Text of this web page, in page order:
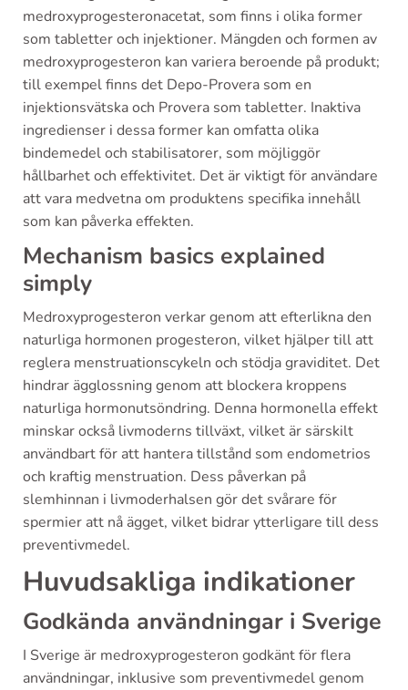
medroxyprogesteronacetat, som finns i olika former
som tabletter och injektioner. Mängden och formen av
medroxyprogesteron kan variera beroende på produkt;
till exempel finns det Depo-Provera som en
injektionsvätska och Provera som tabletter. Inaktiva
ingredienser i dessa former kan omfatta olika
bindemedel och stabilisatorer, som möjliggör
hållbarhet och effektivitet. Det är viktigt för användare
att vara medvetna om produktens specifika innehåll
som kan påverka effekten.
Mechanism basics explained
simply
Medroxyprogesteron verkar genom att efterlikna den
naturliga hormonen progesteron, vilket hjälper till att
reglera menstruationscykeln och stödja graviditet. Det
hindrar ägglossning genom att blockera kroppens
naturliga hormonutsöndring. Denna hormonella effekt
minskar också livmoderns tillväxt, vilket är särskilt
användbart för att hantera tillstånd som endometrios
och kraftig menstruation. Dess påverkan på
slemhinnan i livmoderhalsen gör det svårare för
spermier att nå ägget, vilket bidrar ytterligare till dess
preventivmedel.
Huvudsakliga indikationer
Godkända användningar i Sverige
I Sverige är medroxyprogesteron godkänt för flera
användningar, inklusive som preventivmedel genom